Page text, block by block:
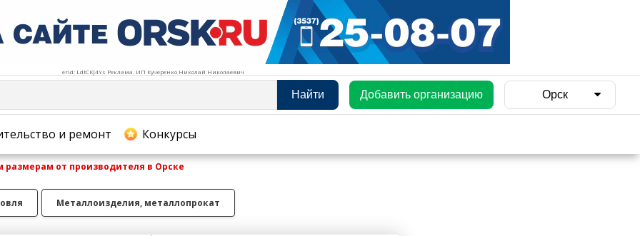
erid: LdtCKJ4Ys Реклама. ИП Кучеренко Николай Николаевич
Найти Добавить организацию Орск
и ремонт Конкурсы
от производителя в Орске
Металлоизделия, металлопрокат